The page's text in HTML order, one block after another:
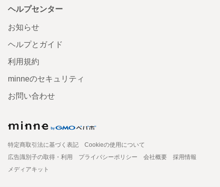
ヘルプセンター
お知らせ
ヘルプとガイド
利用規約
minneのセキュリティ
お問い合わせ
特定商取引法に基づく表記
Cookieの使用について
広告識別子の取得・利用
プライバシーポリシー 会社概要
採用情報
メディアキット